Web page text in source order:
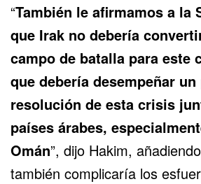
“También le afirmamos a la
que Irak no debería
campo de batalla para este
que debería desempeñar
resolución de esta crisis
países árabes,
Omán”, dijo Hakim,
también complicaría los